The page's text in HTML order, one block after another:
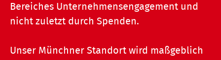
Bereiches Unternehmensengagement und
nicht zuletzt durch Spenden.
Unser Münchner Standort wird maßgeblich